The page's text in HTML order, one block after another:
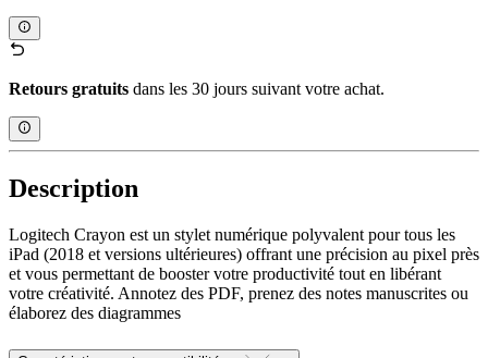
Retours gratuits dans les 30 jours suivant votre achat.
Description
Logitech Crayon est un stylet numérique polyvalent pour tous les
iPad (2018 et versions ultérieures) offrant une précision au pixel près
et vous permettant de booster votre productivité tout en libérant
votre créativité. Annotez des PDF, prenez des notes manuscrites ou
élaborez des diagrammes